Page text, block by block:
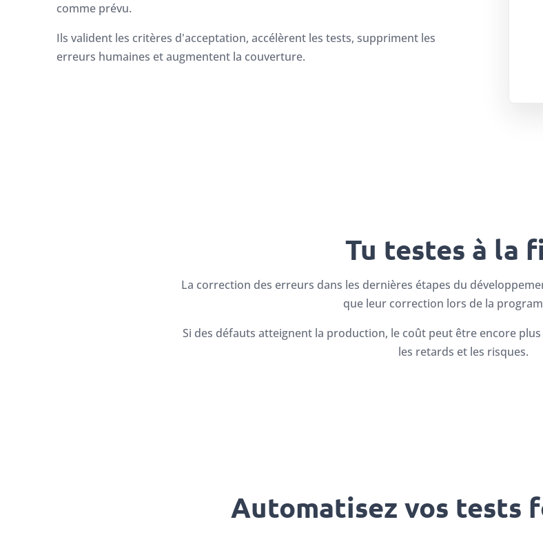
comme prévu.
Ils valident les critères d'acceptation, accélèrent les tests, suppriment les
erreurs humaines et augmentent la couverture.
Tu testes à la
La correction des erreurs dans les dernières étapes du
que leur correction lors de la
Si des défauts atteignent la production, le coût peut être encore
les retards et les risques.
Automatisez vos tests